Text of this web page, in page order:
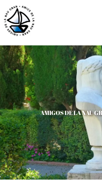
AMIGOS DE LA NAU